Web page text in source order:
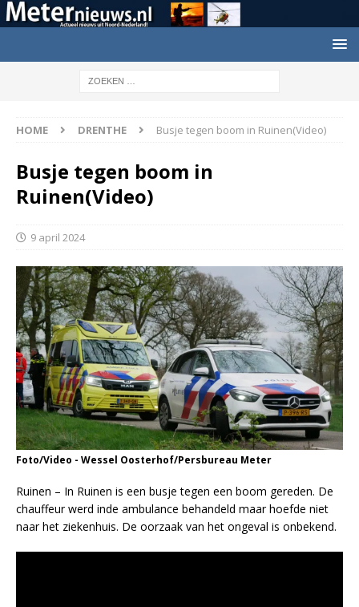
HOME DRENTHE Busje tegen boom in Ruinen(Video)
Busje tegen boom in
Ruinen(Video)
9 april 2024
Foto/Video - Wessel Oosterhof/Persbureau Meter
Ruinen – In Ruinen is een busje tegen een boom gereden. De
chauffeur werd inde ambulance behandeld maar hoefde niet
naar het ziekenhuis. De oorzaak van het ongeval is onbekend.